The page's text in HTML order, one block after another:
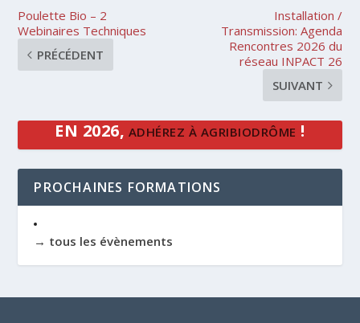
Poulette Bio – 2
Webinaires Techniques
PRÉCÉDENT
Installation /
Transmission: Agenda
Rencontres 2026 du
réseau INPACT 26
SUIVANT
EN 2026, ADHÉREZ À AGRIBIODRÔME !
PROCHAINES FORMATIONS
→ tous les évènements